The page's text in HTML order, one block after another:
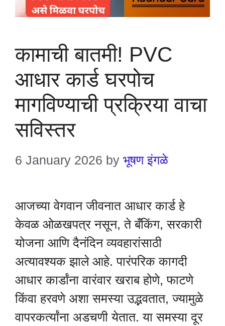
कामाची बातमी! PVC
आधार कार्ड घरपोच
मागविण्याची प्रक्रिया वाचा
सविस्तर
6 January 2026 by भूषण इंगळे
आजच्या वेगवान जीवनात आधार कार्ड हे
केवळ ओळखपत्र नसून, ते बँकिंग, सरकारी
योजना आणि दैनंदिन व्यवहारांसाठी
अत्यावश्यक झाले आहे. पारंपरिक कागदी
आधार कार्डांना वारंवार खराब होणे, फाटणे
किंवा हरवणे अशा समस्या उद्भवतात, ज्यामुळे
वापरकर्त्यांना अडचणी येतात. या समस्या दूर